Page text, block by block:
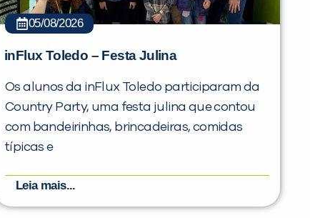
05/08/2026
inFlux Toledo – Festa Julina
Os alunos da inFlux Toledo participaram da
Country Party, uma festa julina que contou
com bandeirinhas, brincadeiras, comidas
típicas e
Leia mais...
PEÇA UMA DEMONSTRAÇÃO DE MÉTODO